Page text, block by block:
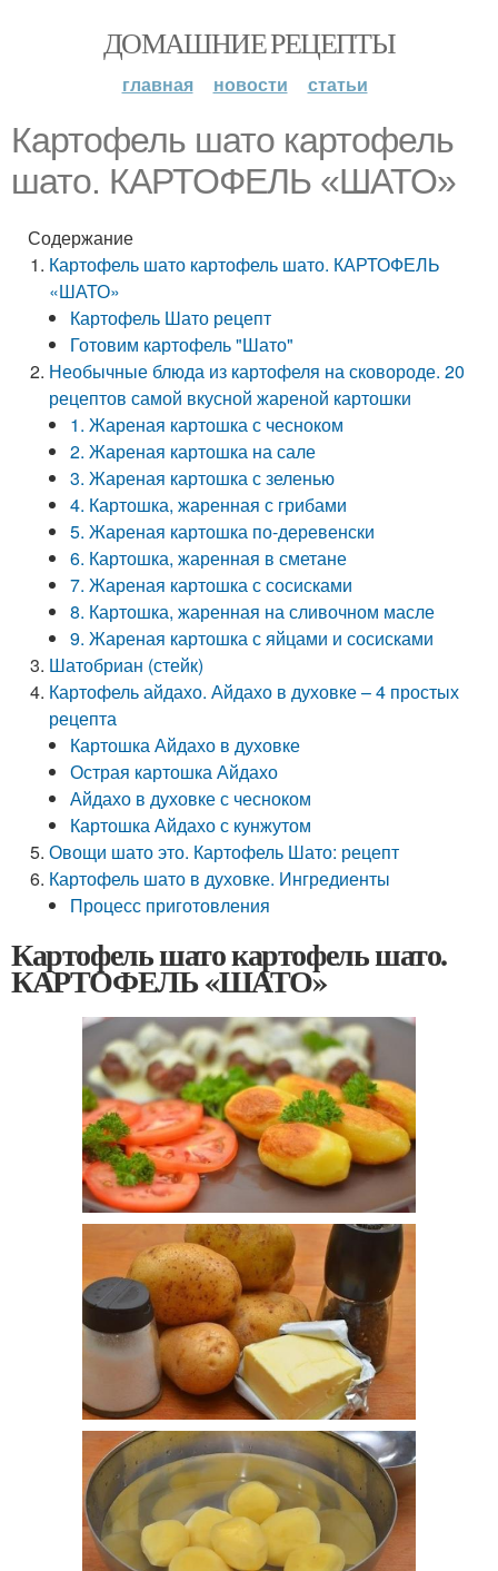
ДОМАШНИЕ РЕЦЕПТЫ
главная новости статьи
Картофель шато картофель
шато. КАРТОФЕЛЬ «ШАТО»
Содержание
Картофель шато картофель шато. КАРТОФЕЛЬ
«ШАТО»
Картофель Шато рецепт
Готовим картофель "Шато"
Необычные блюда из картофеля на сковороде. 20
рецептов самой вкусной жареной картошки
1. Жареная картошка с чесноком
2. Жареная картошка на сале
3. Жареная картошка с зеленью
4. Картошка, жаренная с грибами
5. Жареная картошка по-деревенски
6. Картошка, жаренная в сметане
7. Жареная картошка с сосисками
8. Картошка, жаренная на сливочном масле
9. Жареная картошка с яйцами и сосисками
Шатобриан (стейк)
Картофель айдахо. Айдахо в духовке – 4 простых
рецепта
Картошка Айдахо в духовке
Острая картошка Айдахо
Айдахо в духовке с чесноком
Картошка Айдахо с кунжутом
Овощи шато это. Картофель Шато: рецепт
Картофель шато в духовке. Ингредиенты
Процесс приготовления
Картофель шато картофель шато.
КАРТОФЕЛЬ «ШАТО»